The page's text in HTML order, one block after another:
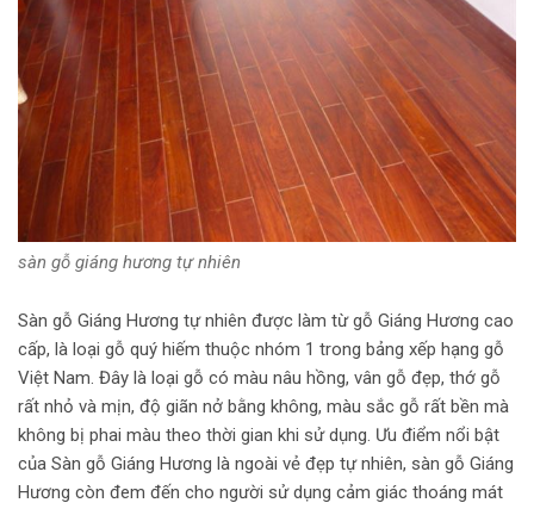
sàn gỗ giáng hương tự nhiên
Sàn gỗ Giáng Hương tự nhiên được làm từ gỗ Giáng Hương cao
cấp, là loại gỗ quý hiếm thuộc nhóm 1 trong bảng xếp hạng gỗ
Việt Nam. Đây là loại gỗ có màu nâu hồng, vân gỗ đẹp, thớ gỗ
rất nhỏ và mịn, độ giãn nở bằng không, màu sắc gỗ rất bền mà
không bị phai màu theo thời gian khi sử dụng. Ưu điểm nổi bật
của Sàn gỗ Giáng Hương là ngoài vẻ đẹp tự nhiên, sàn gỗ Giáng
Hương còn đem đến cho người sử dụng cảm giác thoáng mát